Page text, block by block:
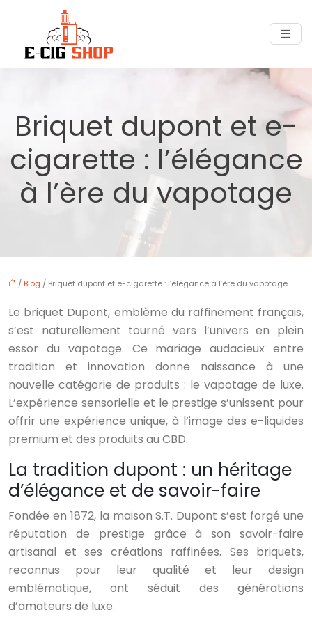
Briquet dupont et e-
cigarette : l’élégance
à l’ère du vapotage
/ Blog / Briquet dupont et e-cigarette : l’élégance à l’ère du vapotage
Le briquet Dupont, emblème du raffinement français,
s’est naturellement tourné vers l’univers en plein
essor du vapotage. Ce mariage audacieux entre
tradition et innovation donne naissance à une
nouvelle catégorie de produits : le vapotage de luxe.
L’expérience sensorielle et le prestige s’unissent pour
offrir une expérience unique, à l’image des e-liquides
premium et des produits au CBD.
La tradition dupont : un héritage
d’élégance et de savoir-faire
Fondée en 1872, la maison S.T. Dupont s’est forgé une
réputation de prestige grâce à son savoir-faire
artisanal et ses créations raffinées. Ses briquets,
reconnus pour leur qualité et leur design
emblématique, ont séduit des générations
d’amateurs de luxe.